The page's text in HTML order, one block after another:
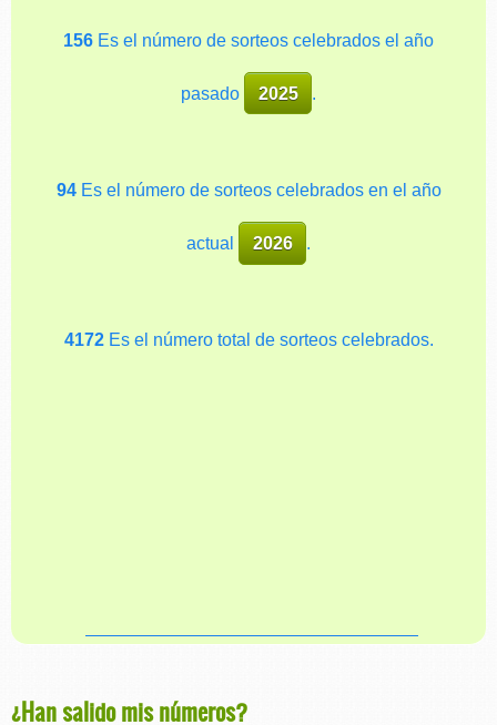
156 Es el número de sorteos celebrados el año
pasado 2025
94Es el número de sorteos celebrados en el año
actual 2026 .
4172Es el número total de sorteos celebrados.
¿Han salido mis números?